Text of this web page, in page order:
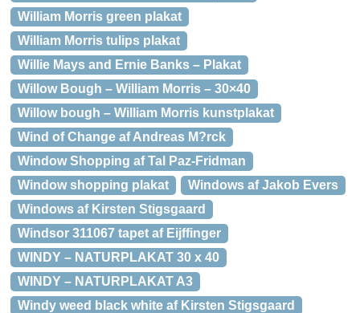
William Morris green plakat
William Morris tulips plakat
Willie Mays and Ernie Banks – Plakat
Willow Bough – William Morris – 30×40
Willow bough – William Morris kunstplakat
Wind of Change af Andreas M?rck
Window Shopping af Tal Paz-Fridman
Window shopping plakat
Windows af Jakob Evers
Windows af Kirsten Stigsgaard
Windsor 311067 tapet af Eijffinger
WINDY – NATURPLAKAT 30 x 40
WINDY – NATURPLAKAT A3
Windy weed black white af Kirsten Stigsgaard